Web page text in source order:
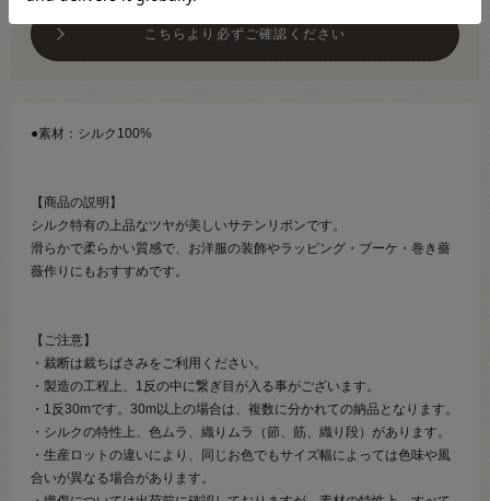
こちらより必ずご確認ください
●素材：シルク100%
【商品の説明】
シルク特有の上品なツヤが美しいサテンリボンです。
滑らかで柔らかい質感で、お洋服の装飾やラッピング・ブーケ・巻き薔
薇作りにもおすすめです。
【ご注意】
・裁断は裁ちばさみをご利用ください。
・製造の工程上、1反の中に繋ぎ目が入る事がございます。
・1反30mです。30m以上の場合は、複数に分かれての納品となります。
・シルクの特性上、色ムラ、織りムラ（節、筋、織り段）があります。
・生産ロットの違いにより、同じお色でもサイズ幅によっては色味や風
合いが異なる場合があります。